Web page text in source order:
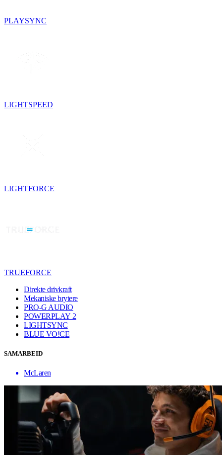
PLAYSYNC
LIGHTSPEED
LIGHTFORCE
TRUEFORCE
Direkte drivkraft
Mekaniske brytere
PRO-G AUDIO
POWERPLAY 2
LIGHTSYNC
BLUE VO!CE
SAMARBEID
McLaren